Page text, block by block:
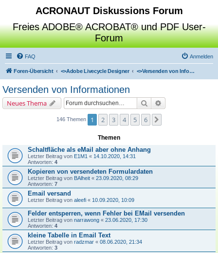
ACRONAUT Diskussions Forum
Freies ADOBE® ACROBAT® und PDF User-
Forum
FAQ Anmelden
Foren-Übersicht <>Adobe Livecycle Designer <>Versenden von Informationen
Versenden von Informationen
Neues Thema Suche
146 Themen 1 2 3 4 5 6
Themen
Schaltfläche als eMail aber ohne Anhang
Letzter Beitrag von E1M1 « 14.10.2020, 14:31
Antworten: 4
Kopieren von versendeten Formulardaten
Letzter Beitrag von BAlheit « 23.09.2020, 08:29
Antworten: 7
Email versand
Letzter Beitrag von aleefi « 10.09.2020, 10:09
Felder entsperren, wenn Fehler bei EMail versenden
Letzter Beitrag von narrawong « 23.06.2020, 17:30
Antworten: 4
kleine Tabelle in Email Text
Letzter Beitrag von radzmar « 08.06.2020, 21:34
Antworten: 3